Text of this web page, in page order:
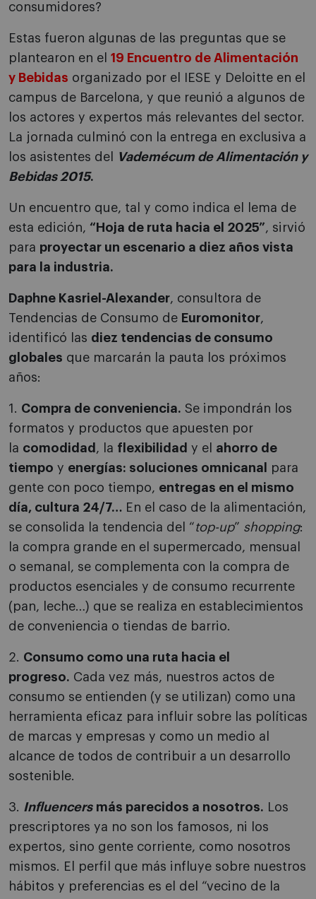
consumidores?
Estas fueron algunas de las preguntas que se
plantearon en el 19 Encuentro de Alimentación
y Bebidas organizado por el IESE y Deloitte en el
campus de Barcelona, y que reunió a algunos de
los actores y expertos más relevantes del sector.
La jornada culminó con la entrega en exclusiva a
los asistentes del
Vademécum de Alimentación y
Bebidas 2015.
Un encuentro que, tal y como indica el lema de
esta edición, “Hoja de ruta hacia el 2025”, sirvió
para proyectar un escenario a diez años vista
para la industria.
Daphne Kasriel-Alexander, consultora de
Tendencias de Consumo de Euromonitor,
identificó las diez tendencias de consumo
globales que marcarán la pauta los próximos
años:
1. Compra de conveniencia. Se impondrán los
formatos y productos que apuesten por
la comodidad , la flexibilidad y el ahorro de
tiempo y energías: soluciones omnicanal
para
gente con poco tiempo, entregas en el mismo
día, cultura 24/7… En el caso de la alimentación,
se consolida la tendencia del “top-up” shopping:
la compra grande en el supermercado, mensual
o semanal, se complementa con la compra de
productos esenciales y de consumo recurrente
(pan, leche…) que se realiza en establecimientos
de conveniencia o tiendas de barrio.
2. Consumo como una ruta hacia el
progreso. Cada vez más, nuestros actos de
consumo se entienden (y se utilizan) como una
herramienta eficaz para influir sobre las políticas
de marcas y empresas y como un medio al
alcance de todos de contribuir a un desarrollo
sostenible.
3. Influencersmás parecidos a nosotros. Los
prescriptores ya no son los famosos, ni los
expertos, sino gente corriente, como nosotros
mismos. El perfil que más influye sobre nuestros
hábitos y preferencias es el del “vecino de la